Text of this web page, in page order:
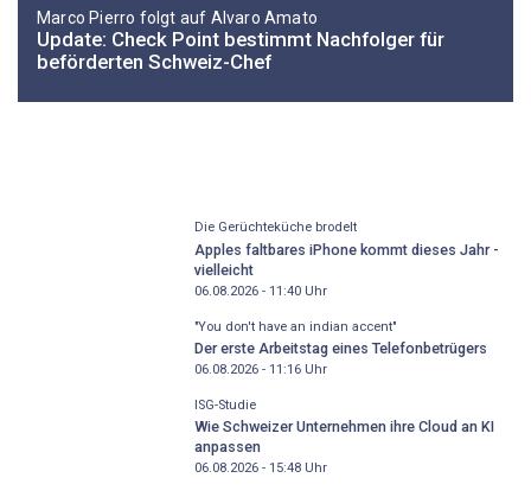
Marco Pierro folgt auf Alvaro Amato
Update: Check Point bestimmt Nachfolger für
beförderten Schweiz-Chef
Die Gerüchteküche brodelt
Apples faltbares iPhone kommt dieses Jahr -
vielleicht
06.08.2026 - 11:40Uhr
"You don't have an indian accent"
Der erste Arbeitstag eines Telefonbetrügers
06.08.2026 - 11:16Uhr
ISG-Studie
Wie Schweizer Unternehmen ihre Cloud an KI
anpassen
06.08.2026 - 15:48Uhr